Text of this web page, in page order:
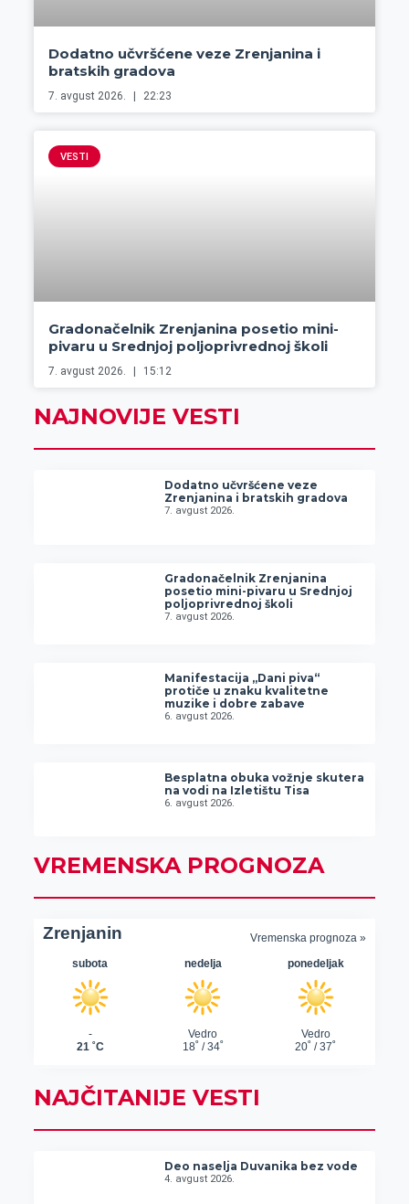
Dodatno učvršćene veze Zrenjanina i
bratskih gradova
7. avgust 2026. 22:23
VESTI
Gradonačelnik Zrenjanina posetio mini-
pivaru u Srednjoj poljoprivrednoj školi
7. avgust 2026. 15:12
NAJNOVIJE VESTI
Dodatno učvršćene veze
Zrenjanina i bratskih gradova
7. avgust 2026.
Gradonačelnik Zrenjanina
posetio mini-pivaru u Srednjoj
poljoprivrednoj školi
7. avgust 2026.
Manifestacija „Dani piva“
protiče u znaku kvalitetne
muzike i dobre zabave
6. avgust 2026.
Besplatna obuka vožnje skutera
na vodi na Izletištu Tisa
6. avgust 2026.
VREMENSKA PROGNOZA
NAJČITANIJE VESTI
Deo naselja Duvanika bez vode
4. avgust 2026.